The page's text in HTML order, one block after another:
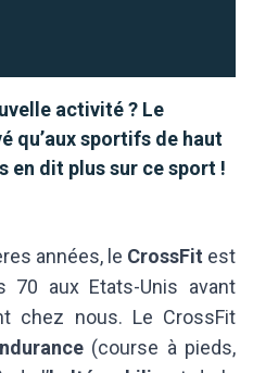
activité ? Le
qu’aux sportifs de haut
en dit plus sur ce sport !
années, le CrossFit est
70 aux Etats-Unis avant
chez nous. Le CrossFit
(course à pieds,